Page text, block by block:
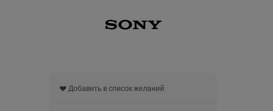
Добавить в список желаний